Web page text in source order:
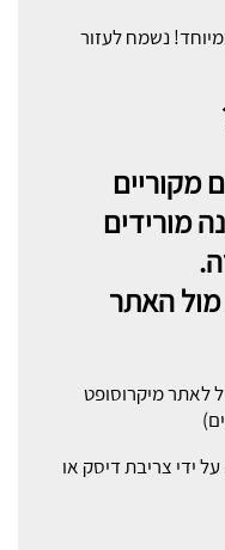
נשמח לעזור
מקוריים
מורידים
האתר
לאתר מיקרוסופט
ידי צריבת דיסק או